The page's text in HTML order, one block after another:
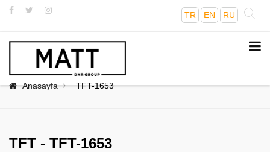
TR EN RU
Anasayfa TFT-1653
TFT - TFT-1653